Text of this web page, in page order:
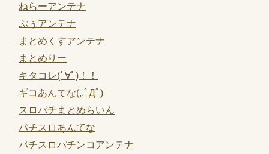
ねらーアンテナ
ぷぅアンテナ
まとめくすアンテナ
まとめりー
キタコレ(ﾟ∀ﾟ)！！
ギコあんてな(,,ﾟДﾟ)
スロパチまとめらいん
パチスロあんてな
パチスロパチンコアンテナ